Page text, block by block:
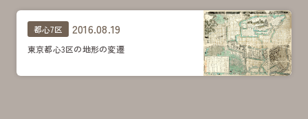
都心7区 2016.08.19
東京都心3区の地形の変遷